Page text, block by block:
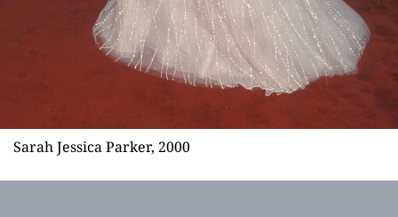
Sarah Jessica Parker, 2000